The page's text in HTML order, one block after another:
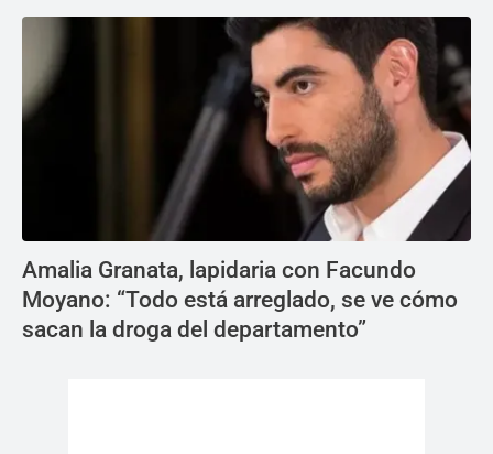
Amalia Granata, lapidaria con Facundo
Moyano: “Todo está arreglado, se ve cómo
sacan la droga del departamento”